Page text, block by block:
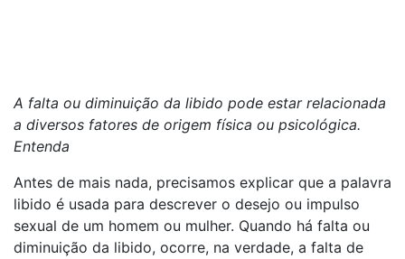
A falta ou diminuição da libido pode estar relacionada
a diversos fatores de origem física ou psicológica.
Entenda
Antes de mais nada, precisamos explicar que a palavra
libido é usada para descrever o desejo ou impulso
sexual de um homem ou mulher. Quando há falta ou
diminuição da libido, ocorre, na verdade, a falta de